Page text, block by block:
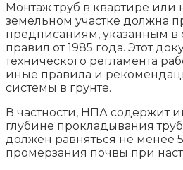
Монтаж труб в квартире или
земельном участке должна
предписаниям, указанным в
правил от 1985 года. Этот
технического регламента
иные правила и
системы в грунте.
В частности, НПА содержит
глубине прокладывания
должен равняться не менее
промерзания почвы при